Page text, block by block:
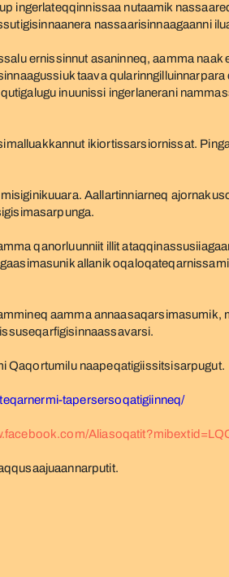
ingerlateqqinnissaa nutaamik
nassaarisinnaagaanni
ernissinnut asaninneq, aamma
taava
inuunissi ingerlanerani
ikiortissarsiornissat.
Aallartinniarneq
qanorluunniit illit
allanik
aamma annaasaqarsimasumik,
Qaqortumilu naapeqatigiissitsisarpugut.
tapersersoqatigiinneq/